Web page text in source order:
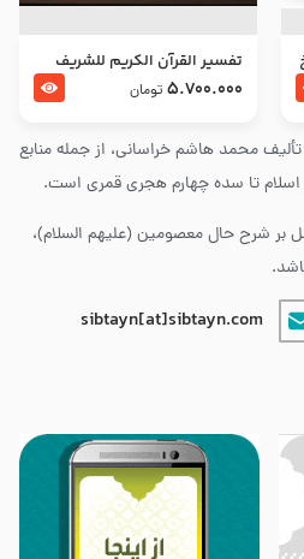
محمد هاشم خراسانی، از جمله منابع
اسلام تا سده چهارم هجری قمری است.
بر شرح حال معصومین (علیهم السلام)،
sibtayn[at]sibtayn.com
تفسير القرآن الكريم للشريف
المرتضي قدس سرّه
5.700.000 تومان